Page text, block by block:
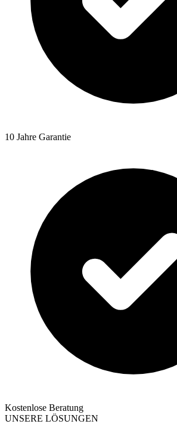
10 Jahre Garantie
Kostenlose Beratung
UNSERE LÖSUNGEN